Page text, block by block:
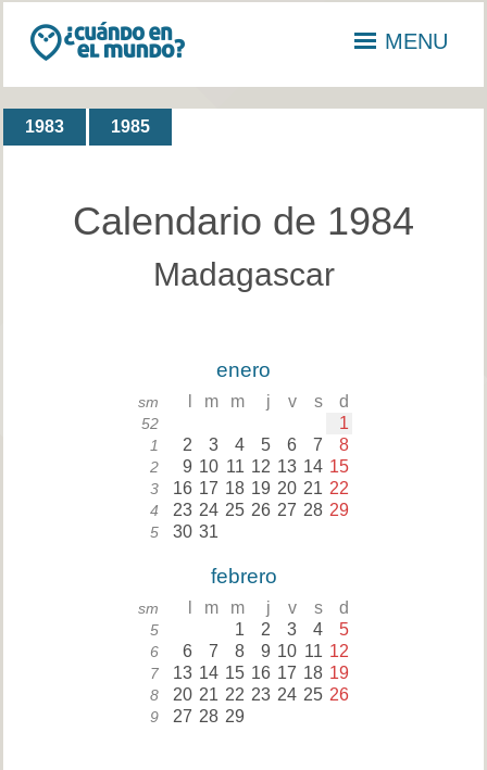
MENU
1983 1985
Calendario de 1984
Madagascar
enero
sm m m j v s d
52 1
1 2 3 4 5 6 7 8
2 9 10 11 12 13 14 15
3 16 17 18 19 20 21 22
4 23 24 25 26 27 28 29
5 30 31
febrero
sm m m j v s d
5 1 2 3 4 5
6 6 7 8 9 10 11 12
7 13 14 15 16 17 18 19
8 20 21 22 23 24 25 26
9 27 28 29